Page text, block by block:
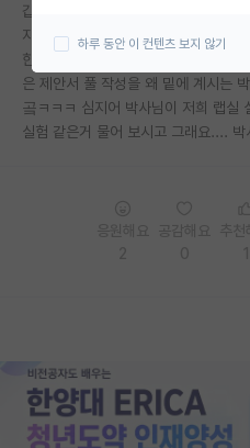
연구실(PI) 홍보 게시판
석박사 채용 정보 게시판
인문사회 계열 게시판
특수/전문대학원 게시판
갑자기 주말에 학생들 불러서 서 원래
자료 바탕으로 써보려고 했는데 시간
한테 그냥 초안부터 다 써보라고 시
은 제안서 풀 작성을 왜 밑에 계시는
곸ㅋㅋㅋ 심지어 박사님이 저희 랩실
실험 같은거 물어 보시고 그래요....
하루 동안 이 컨텐츠 보지 않기